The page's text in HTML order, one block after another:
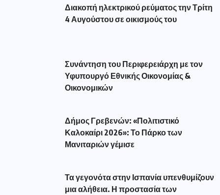
Διακοπή ηλεκτρικού ρεύματος την Τρίτη
4 Αυγούστου σε οικισμούς του
Συνάντηση του Περιφερειάρχη με τον
Υφυπουργό Εθνικής Οικονομίας &
Οικονομικών
Δήμος Γρεβενών: «Πολιτιστικό
Καλοκαίρι 2026»: Το Πάρκο των
Μανιταριών γέμισε
Τα γεγονότα στην Ισπανία υπενθυμίζουν
μια αλήθεια. Η προστασία των